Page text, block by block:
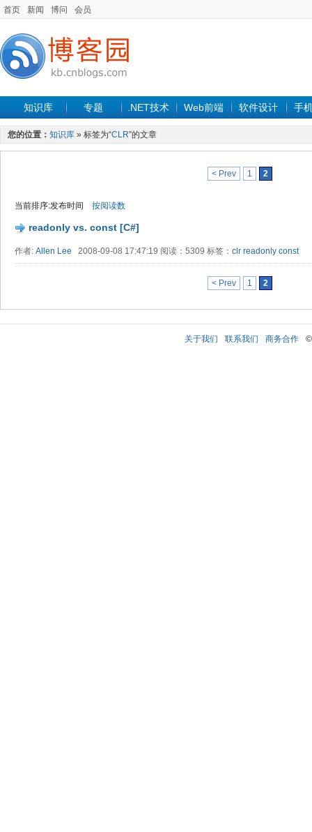
首页 新闻 博问 会员
知识库 专题 .NET技术 Web前端 软件设计 手
您的位置： 知识库 » 标签为“CLR”的文章
< Prev 1 2
当前排序:发布时间 按阅读数
readonly vs. const [C#]
作者: Allen Lee 2008-09-08 17:47:19 阅读：5309 标签： clr readonly const
< Prev 1 2
关于我们 联系我们 商务合作